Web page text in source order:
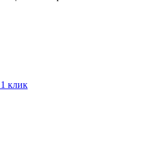
клик